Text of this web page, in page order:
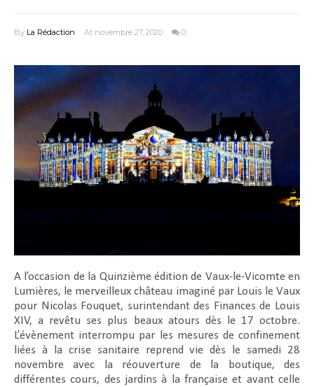
By La Rédaction At novembre 27, 2020 0
A l’occasion de la Quinzième édition de Vaux-le-Vicomte en
Lumières, le merveilleux château imaginé par Louis le Vaux
pour Nicolas Fouquet, surintendant des Finances de Louis
XIV, a revêtu ses plus beaux atours dès le 17 octobre.
L’évènement interrompu par les mesures de confinement
liées à la crise sanitaire reprend vie dès le samedi 28
novembre avec la réouverture de la boutique, des
différentes cours, des jardins à la française et avant celle